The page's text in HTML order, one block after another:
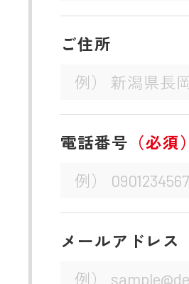
ご住所
電話番号 （必須）
メールアドレス